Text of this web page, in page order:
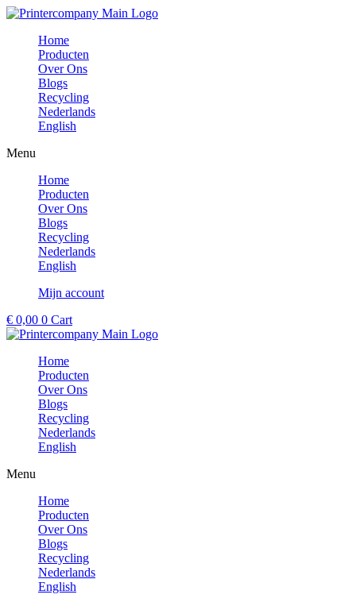
Ga
inhoud
Home
Producten
Over Ons
Blogs
Recycling
Nederlands
English
Menu
Home
Producten
Over Ons
Blogs
Recycling
Nederlands
English
Mijn account
€ 0,00 0 Cart
Home
Producten
Over Ons
Blogs
Recycling
Nederlands
English
Menu
Home
Producten
Over Ons
Blogs
Recycling
Nederlands
English